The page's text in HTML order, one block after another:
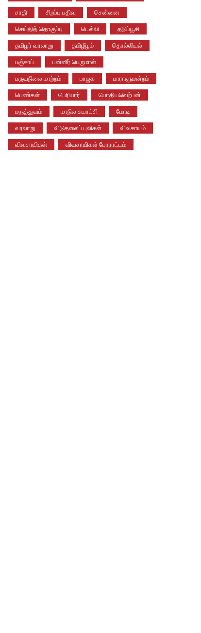
சாதி சிறப்பு பதிவு சென்னை
செய்தித் தொகுப்பு டெல்லி தடுப்பூசி
தமிழர் வரலாறு தமிழீழம் தொல்லியல்
பஞ்சாப் பன்னீர் பெருமாள்
பருவநிலை மாற்றம் பாஜக பாராளுமன்றம்
பெண்கள் பெரியார் பொதியவெற்பன்
மருத்துவம் மாநில சுயாட்சி மோடி
வரலாறு விடுதலைப் புலிகள் விவசாயம்
விவசாயிகள் விவசாயிகள் போராட்டம்